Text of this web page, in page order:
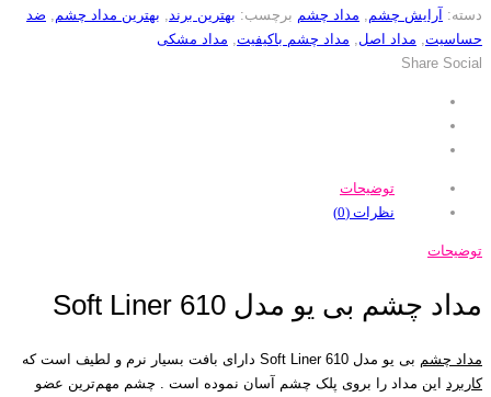
دسته: آرایش چشم مداد چشم برچسب: بهترین برند بهترین مداد چشم
ضد
حساسیت مداد اصل مداد چشم باکیفیت مداد مشکی
Share Social
توضیحات
نظرات (0)
توضیحات
مداد چشم بی یو مدل Soft Liner 610
مداد چشم بی یو مدل Soft Liner 610 دارای بافت بسیار نرم و لطیف است که
کاربرد این مداد را بروی پلک چشم آسان نموده است . چشم مهم‌ترین عضو